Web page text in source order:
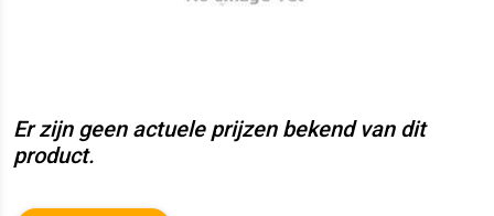
Er zijn geen actuele prijzen bekend van dit
product.